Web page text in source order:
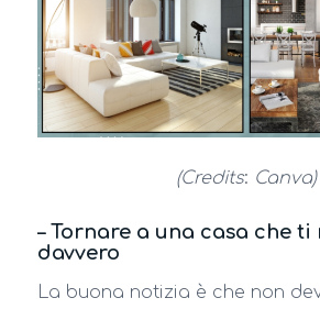
(Credits: Canva)
– Tornare a una casa che
davvero
La buona notizia è che non